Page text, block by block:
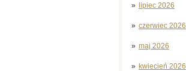
lipiec 2026
czerwiec 2026
maj 2026
kwiecień 2026